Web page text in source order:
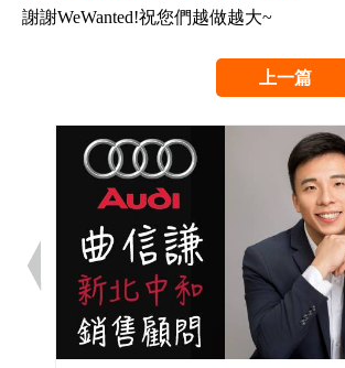
謝謝WeWanted!祝您們越做越大~
上一篇